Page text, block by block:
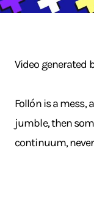
Video generated
Follón is a mess,
jumble, then
continuum,